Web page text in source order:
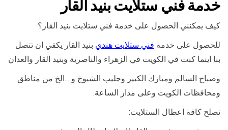
خدمة فني ستلايت بنيد القار
كيف يمكنني الحصول على خدمة فني ستلايت بنيد القار؟
للحصول على خدمة فني ستلايت هندي بنيد القار يكفي ان تتصل
بنا اينما كنت في الكويت في الزهراء والناصرية وبنيد القار والعدان
وصباح السالم ومبارك الكبير وجليب الشيوخ و …الخ من مناطق
ومحافظات الكويت وعلى مدار الساعة.
نصلح كافة اعطال الستلايت: